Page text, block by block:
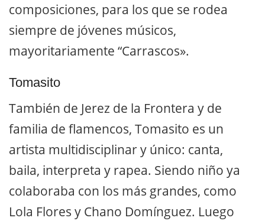
composiciones, para los que se rodea
siempre de jóvenes músicos,
mayoritariamente “Carrascos».
Tomasito
También de Jerez de la Frontera y de
familia de flamencos, Tomasito es un
artista multidisciplinar y único: canta,
baila, interpreta y rapea. Siendo niño ya
colaboraba con los más grandes, como
Lola Flores y Chano Domínguez. Luego